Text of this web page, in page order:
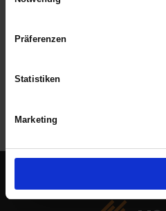
Präferenzen
Statistiken
Marketing